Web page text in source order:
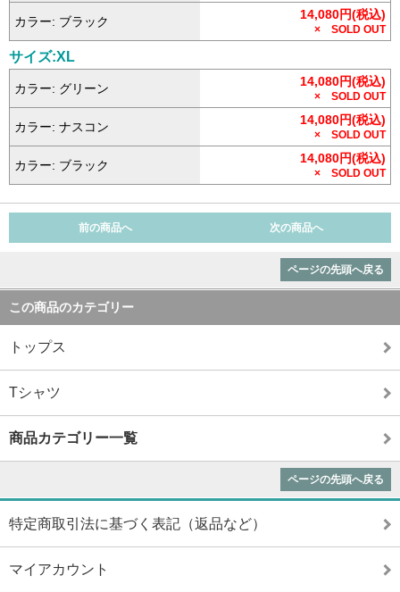
カラー: ブラック 14,080円(税込)
× SOLD OUT
サイズ:XL
カラー: グリーン 14,080円(税込)
× SOLD OUT
カラー: ナスコン 14,080円(税込)
× SOLD OUT
カラー: ブラック 14,080円(税込)
× SOLD OUT
前の商品へ 次の商品へ
ページの先頭へ戻る
この商品のカテゴリー
トップス
Tシャツ
商品カテゴリー一覧
ページの先頭へ戻る
特定商取引法に基づく表記（返品など）
マイアカウント